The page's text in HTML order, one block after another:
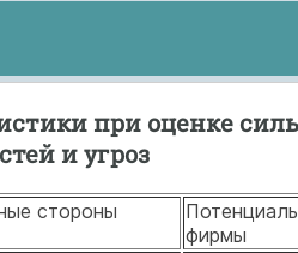
при оценке
и угроз
стороны
фирмы